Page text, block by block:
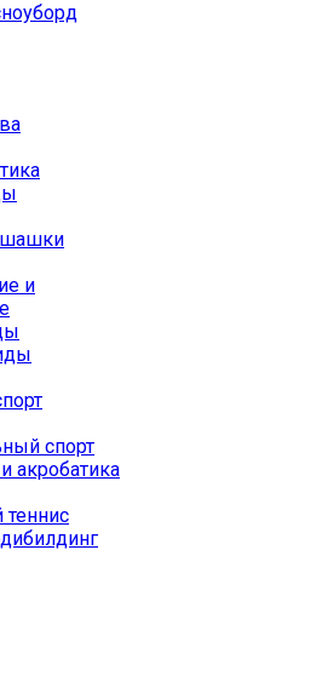
и
спорт
акробатика
теннис